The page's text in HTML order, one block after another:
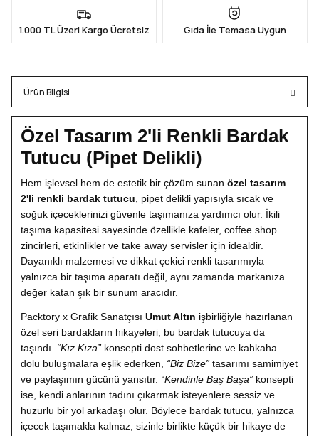
1.000 TL Üzeri Kargo Ücretsiz Gıda İle Temasa Uygun
Ürün Bilgisi
Özel Tasarım 2'li Renkli Bardak
Tutucu (Pipet Delikli)
Hem işlevsel hem de estetik bir çözüm sunan özel tasarım
2'li renkli bardak tutucu , pipet delikli yapısıyla sıcak ve
soğuk içeceklerinizi güvenle taşımanıza yardımcı olur. İkili
taşıma kapasitesi sayesinde özellikle kafeler, coffee shop
zincirleri, etkinlikler ve take away servisler için idealdir.
Dayanıklı malzemesi ve dikkat çekici renkli tasarımıyla
yalnızca bir taşıma aparatı değil, aynı zamanda markanıza
değer katan şık bir sunum aracıdır.
Packtory x Grafik Sanatçısı Umut Altın işbirliğiyle hazırlanan
özel seri bardakların hikayeleri, bu bardak tutucuya da
taşındı. “Kız Kıza” konsepti dost sohbetlerine ve kahkaha
dolu buluşmalara eşlik ederken, “Biz Bize” tasarımı samimiyet
ve paylaşımın gücünü yansıtır. “Kendinle Baş Başa” konsepti
ise, kendi anlarının tadını çıkarmak isteyenlere sessiz ve
huzurlu bir yol arkadaşı olur. Böylece bardak tutucu, yalnızca
içecek taşımakla kalmaz; sizinle birlikte küçük bir hikaye de